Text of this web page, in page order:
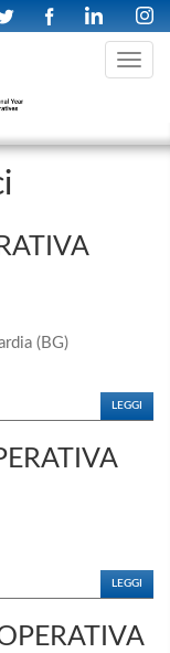
Toggle
(BG)
LEGGI
LEGGI